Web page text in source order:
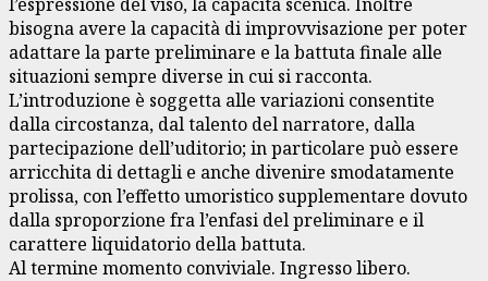
bisogna avere la capacità di improvvisazione per poter
adattare la parte preliminare e la battuta finale alle
situazioni sempre diverse in cui si racconta.
L’introduzione è soggetta alle variazioni consentite
dalla circostanza, dal talento del narratore, dalla
partecipazione dell’uditorio; in particolare può essere
arricchita di dettagli e anche divenire smodatamente
prolissa, con l’effetto umoristico supplementare dovuto
dalla sproporzione fra l’enfasi del preliminare e il
carattere liquidatorio della battuta.
Al termine momento conviviale. Ingresso libero.